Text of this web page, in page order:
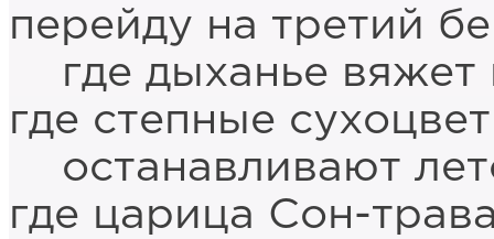
перейду на третий
где дыханье вяжет
где степные
останавливают
где царица Сон-